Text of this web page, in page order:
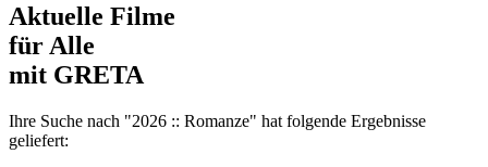
Aktuelle Filme
für Alle
mit GRETA
Ihre Suche nach "2026 :: Romanze" hat folgende Ergebnisse
geliefert: